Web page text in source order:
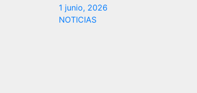
1 junio, 2026
NOTICIAS